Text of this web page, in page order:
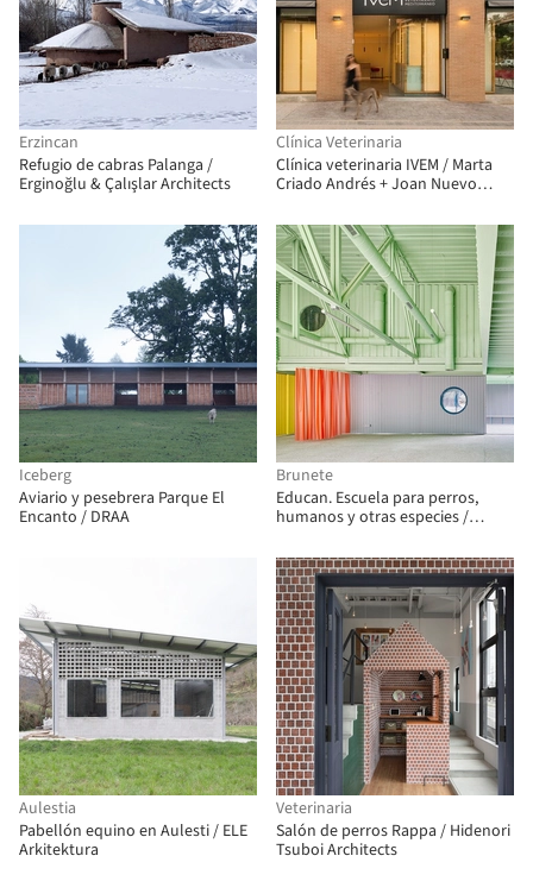
Erzincan
Refugio de cabras Palanga /
Erginoğlu & Çalışlar Architects
Clínica Veterinaria
Clínica veterinaria IVEM / Marta
Criado Andrés + Joan Nuevo
Iceberg
Aviario y pesebrera Parque El
Encanto / DRAA
Brunete
Educan. Escuela para perros,
humanos y otras especies /
Aulestia
Pabellón equino en Aulesti / ELE
Arkitektura
Veterinaria
Salón de perros Rappa / Hidenori
Tsuboi Architects